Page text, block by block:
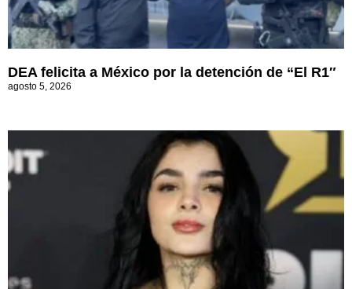
DEA felicita a México por la detención de “El R1″
agosto 5, 2026